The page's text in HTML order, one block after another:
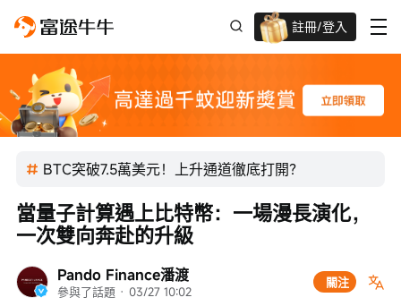
註冊/登入
BTC突破7.5萬美元！上升通道徹底打開？
Pando Finance潘渡
參與了話題 · 03/27 10:02
關注
當量子計算遇上比特幣：一場漫長演化，
一次雙向奔赴的升級